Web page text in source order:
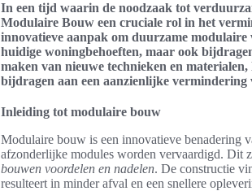
In een tijd waarin de noodzaak tot
Modulaire Bouw een cruciale rol in het
innovatieve aanpak om duurzame modulaire
huidige woningbehoeften, maar ook
maken van nieuwe technieken en
bijdragen aan een aanzienlijke vermindering
Inleiding tot modulaire bouw
Modulaire bouw is een innovatieve benadering
afzonderlijke modules worden vervaardigd. Dit
bouwen voordelen en nadelen. De constructie
resulteert in minder afval en een snellere